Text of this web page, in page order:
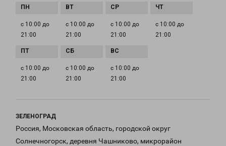
с 10:00 до
21:00
с 10:00 до
21:00
с 10:00 до
21:00
с 10:00 до
21:00
с 10:00 до
21:00
с 10:00 до
21:00
с 10:00 до
21:00
ЗЕЛЕНОГРАД
Россия, Московская область, городской округ
Солнечногорск, деревня Чашниково, микрорайон